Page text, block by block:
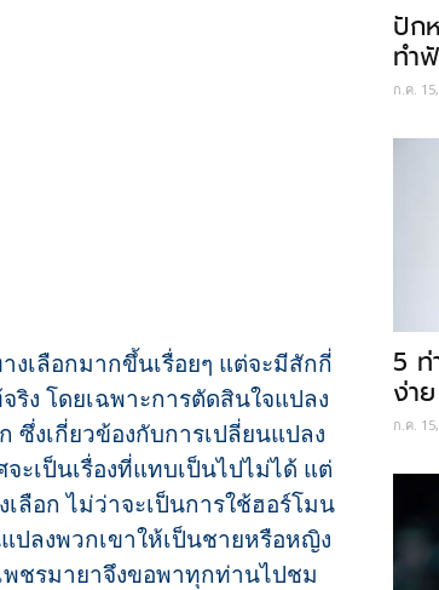
เลือกมากขึ้นเรื่อยๆ แต่จะมีสักกี่
ง โดยเฉพาะการตัดสินใจแปลง
งเกี่ยวข้องกับการเปลี่ยนแปลง
ะเป็นเรื่องที่แทบเป็นไปไม่ได้ แต่
ลือก ไม่ว่าจะเป็นการใช้ฮอร์โมน
ปลงพวกเขาให้เป็นชายหรือหญิง
พชรมายาจึงขอพาทุกท่านไปชม
ปัก
ทำ
ก.ค.
5 ท่
ง่า
ก.ค.